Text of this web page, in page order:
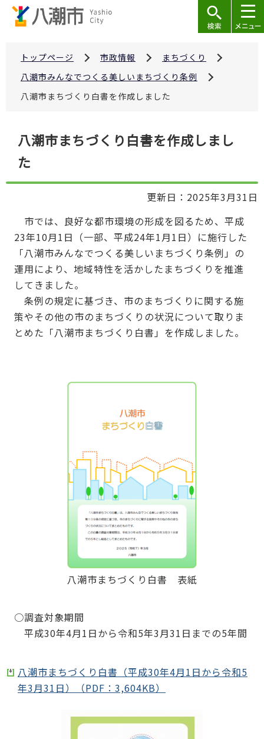
トップページ 市政情報
まちづくり
八潮市みんなでつくる美しいまちづくり条例
八潮市まちづくり白書を作成しました
八潮市まちづくり白書を作成しまし
た
更新日：2025年3月31日
市では、良好な都市環境の形成を図るため、平成
23年10月1日（一部、平成24年1月1日）に施行した
「八潮市みんなでつくる美しいまちづくり条例」の
運用により、地域特性を活かしたまちづくりを推進
してきました。
条例の規定に基づき、市のまちづくりに関する施
策やその他の市のまちづくりの状況について取りま
とめた「八潮市まちづくり白書」を作成しました。
八潮市まちづくり白書 表紙
○調査対象期間
平成30年4月1日から令和5年3月31日までの5年間
八潮市まちづくり白書（平成30年4月1日から令和5
年3月31日）（PDF：3,604KB）